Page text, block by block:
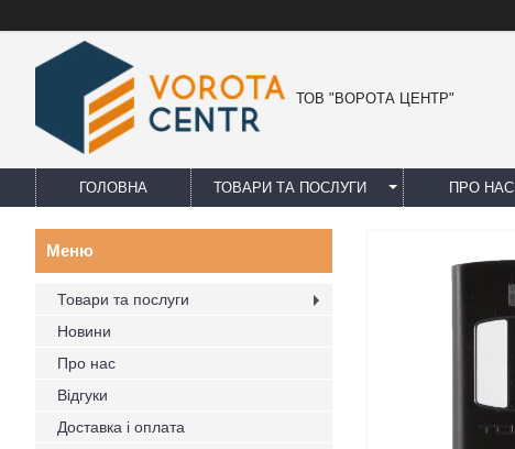
ТОВ "ВОРОТА ЦЕНТР"
ГОЛОВНА ТОВАРИ ТА ПОСЛУГИ ПРО НАС
Товари та послуги
Новини
Про нас
Відгуки
Доставка і оплата